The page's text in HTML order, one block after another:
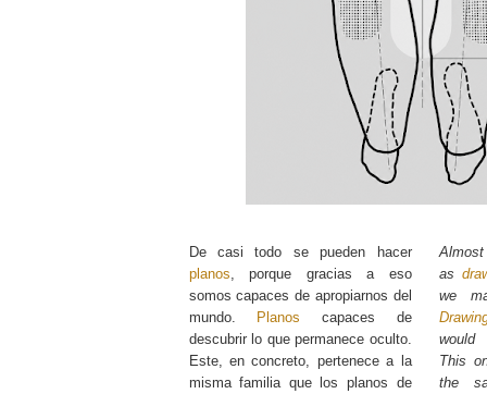
De casi todo se pueden hacer
planos , porque gracias a eso
somos capaces de apropiarnos del
mundo. Planos capaces de
descubrir lo que permanece oculto.
Este, en concreto, pertenece a la
misma familia que los planos de
as
we
would
This
the